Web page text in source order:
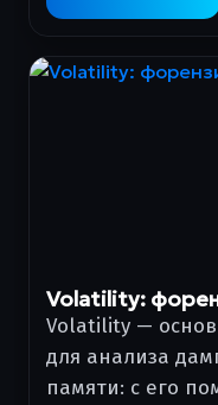
Volatility:
Volatility —
для анализа
памяти: с его